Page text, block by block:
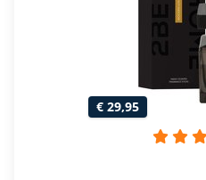
€ 29,95